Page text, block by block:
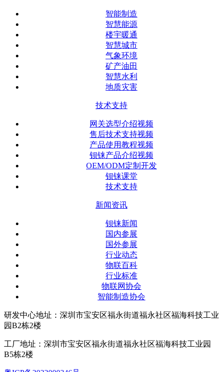
智能制造
智慧能源
楼宇暖通
智慧城市
气象环境
矿产油田
智慧水利
地质灾害
技术支持
网关选型介绍视频
售后技术支持视频
产品使用教程视频
钡铼产品介绍视频
OEM/ODM定制开发
钡铼课堂
技术支持
新闻资讯
钡铼新闻
国内参展
国外参展
行业动态
物联百科
行业标准
物联网协会
智能制造协会
研发中心地址：深圳市宝安区福永街道福永社区福海科技工业
园B2栋2楼
工厂地址：深圳市宝安区福永街道福永社区福海科技工业园
B5栋2楼